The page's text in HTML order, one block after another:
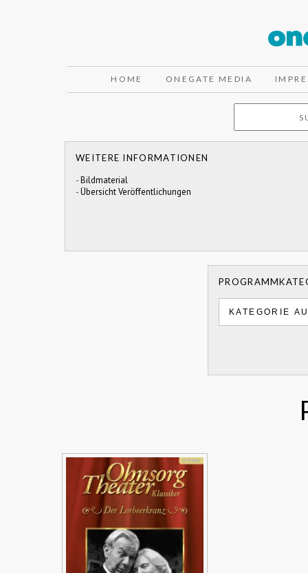
HOME ONEGATE MEDIA
WEITERE INFORMATIONEN
-Bildmaterial
-Übersicht Veröffentlichungen